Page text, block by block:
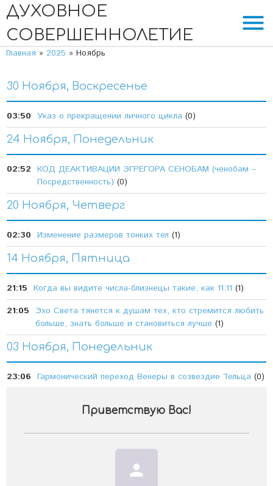
ДУХОВНОЕ
СОВЕРШЕННОЛЕТИЕ
menu
Главная » 2025 » Ноябрь
30 Ноября, Воскресенье
03:50 Указ о прекращении личного цикла (0)
24 Ноября, Понедельник
02:52 КОД ДЕАКТИВАЦИИ ЭГРЕГОРА СЕНОБАМ (ченобам –
Посредственность) (0)
20 Ноября, Четверг
02:30 Изменение размеров тонких тел (1)
14 Ноября, Пятница
21:15 Когда вы видите числа-близнецы такие, как 11:11 (1)
21:05 Эхо Света тянется к душам тех, кто стремится любить
больше, знать больше и становиться лучше (1)
03 Ноября, Понедельник
23:06 Гармонический переход Венеры в созвездие Тельца (0)
Приветствую Вас!
person